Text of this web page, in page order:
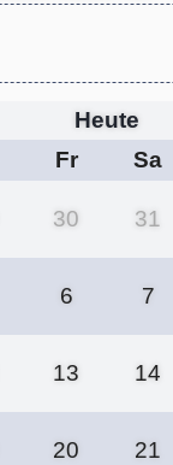
Heute
Fr Sa
30 31
6 7
13 14
20 21